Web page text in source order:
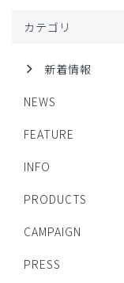
カテゴリ
新着情報
NEWS
FEATURE
INFO
PRODUCTS
CAMPAIGN
PRESS